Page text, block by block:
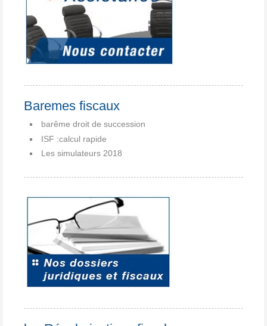
Baremes fiscaux
barême droit de succession
ISF :calcul rapide
Les simulateurs 2018